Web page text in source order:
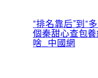
“排名靠后”到“
個秦甜心查包
啥_中國網